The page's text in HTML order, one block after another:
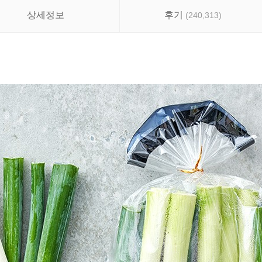
상세정보 후기 (240,313)